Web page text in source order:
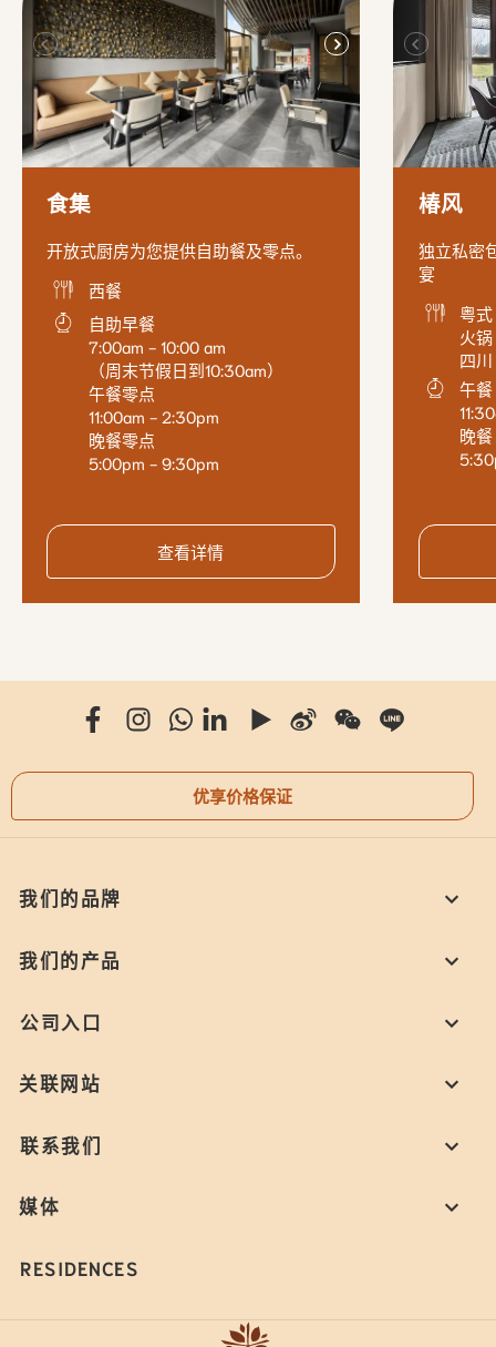
食集
开放式厨房为您提供自助餐及零点。
西餐
自助早餐
7:00am - 10:00 am
（周末节假日到10:30am）
午餐零点
11:00am - 2:30pm
晚餐零点
5:00pm - 9:30pm
查看详情
椿风
独立私密
宴
粤式
火锅
四川
午餐
晚餐
优享价格保证
我们的品牌
我们的产品
公司入口
关联网站
联系我们
媒体
RESIDENCES